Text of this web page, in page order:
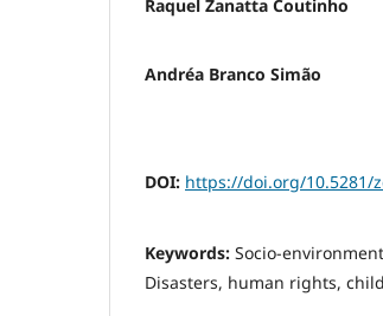
Raquel Zanatta Coutinho
Andréa Branco Simão
DOI: https://doi.org/10.5281/
Keywords: Socio-
Disasters, human rights,